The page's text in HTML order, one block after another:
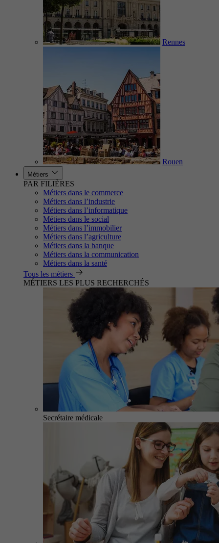
Rennes
Rouen
Métiers
PAR FILIÈRES
Métiers dans le commerce
Métiers dans l’industrie
Métiers dans l’informatique
Métiers dans le social
Métiers dans l’immobilier
Métiers dans l’agriculture
Métiers dans la banque
Métiers dans la communication
Métiers dans la santé
Tous les métiers
MÉTIERS LES PLUS RECHERCHÉS
Secrétaire médicale